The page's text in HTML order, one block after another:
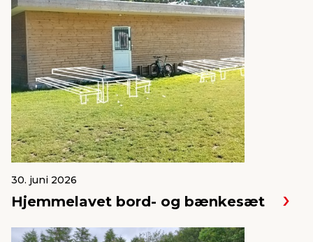
30. juni 2026
Hjemmelavet bord- og bænkesæt